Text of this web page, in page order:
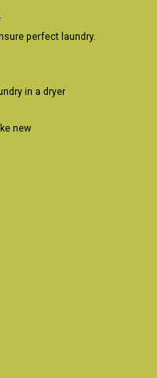
perfect laundry.
in a dryer
new